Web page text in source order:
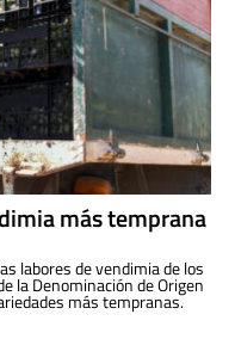
más temprana
labores de vendimia de los
la Denominación de Origen
más tempranas.